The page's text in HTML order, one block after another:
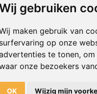
gebruiken
maken gebruik van
surfervaring op onze
te tonen,
onze bezoekers
OK Wijzig mijn
sturen je dan een factuur
de bestelling is
hier om meer te lezen of
+31(0)318 618 121